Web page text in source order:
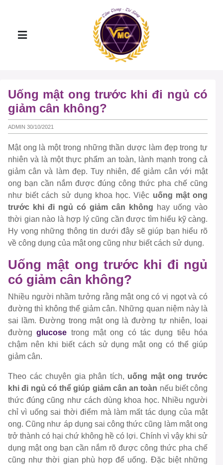
Uống mật ong trước khi đi ngủ có
giảm cân không?
ADMIN 30/10/2021
Mật ong là một trong những thần dược làm đẹp trong tự
nhiên và là một thực phẩm an toàn, lành mạnh trong cả
giảm cân và làm đẹp. Tuy nhiên, để giảm cân với mật
ong bạn cần nắm được đúng công thức pha chế cũng
như biết cách sử dụng khoa học. Việc uống mật ong
trước khi đi ngủ có giảm cân không hay uống vào
thời gian nào là hợp lý cũng cần được tìm hiểu kỹ càng.
Hy vọng những thông tin dưới đây sẽ giúp bạn hiểu rõ
về công dụng của mật ong cũng như biết cách sử dụng.
Uống mật ong trước khi đi ngủ
có giảm cân không?
Nhiều người nhầm tưởng rằng mật ong có vị ngọt và có
đường thì không thể giảm cân. Những quan niệm này là
sai lầm. Đường trong mật ong là đường tự nhiên, loại
đườngglucose trong mật ong có tác dụng tiêu hóa
chậm nên khi biết cách sử dụng mật ong có thể giúp
giảm cân.
Theo các chuyên gia phân tích, uống mật ong trước
khi đi ngủ có thể giúp giảm cân an toàn nếu biết công
thức đúng cũng như cách dùng khoa học. Nhiều người
chỉ vì uống sai thời điểm mà làm mất tác dụng của mật
ong. Cũng như áp dụng sai công thức cũng làm mật ong
trở thành có hại chứ không hề có lợi. Chính vì vậy khi sử
dụng mật ong bạn cần nắm rõ được công thức pha chế
cũng như thời gian phù hợp để uống. Đặc biệt những